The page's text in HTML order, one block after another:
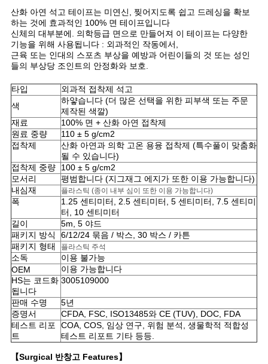
요
뉴
스
경
우
사
이
트
맵
PRIVACY
POLICY
산화 아연 석고 테이프는 미연신, 찢어지도록 쉽고 드레싱을 확보
하는 것에 효과적인 100% 면 테이프입니다
신체의 대부분에. 의학등급 면으로 만들어져 이 테이프는 다양한
기능을 위해 사용됩니다 : 외과적인 작동에서,
근육 또는 인대의 스포츠 부상을 예방과 어린이들의 것 또는 성인
들의 부상당 조인트의 안정화와 보호.
타입
외과적 접착제 석고
색
하얗습니다 (더 많은 선택을 위한 피부색 또는 주문
제작된 색깔)
재료
100% 면 + 산화 아연 접착제
원료 중량
110 ± 5 g/cm2
접착제
산화 아연과 의학 고온 용융 접착제 (특수풀이 맞춤화
될 수 있습니다)
접착제 중량
100 ± 5 g/cm2
모서리
평범합니다 (지그재그 에지가 또한 이용 가능합니다)
내심재
플라스틱 (종이 내부 심이 또한 이용 가능합니다)
폭
1.25 센티미터, 2.5 센티미터, 5 센티미터, 7.5 센티미
터, 10 센티미터
길이
5m, 5 야드
패키지 방식
6/12/24 묶음 / 박스, 30 박스 / 카튼
패키지 형태
플라스틱 주석
소독
이용 불가능
OEM
이용 가능합니다
HS는 코드화
됩니다
3005109000
판매 수명
5년
증명서
CFDA, FSC, ISO13485와 CE (TUV), DOC, FDA
테스트 리포
트
COA, COS, 임상 연구, 위험 분석, 생물학적 적합성
테스트 리포트 기타 등등.
【Surgical 반창고 Features】